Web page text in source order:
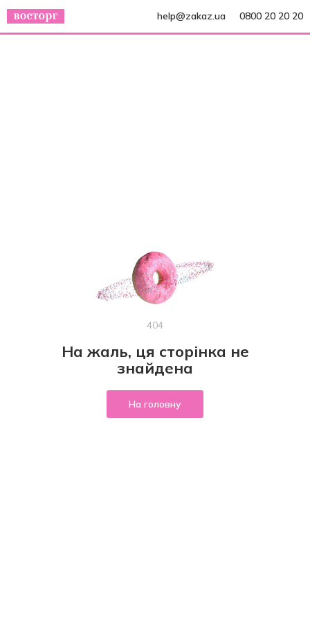
help@zakaz.ua 0800 20 20 20
404
На жаль, ця сторінка не
знайдена
На головну